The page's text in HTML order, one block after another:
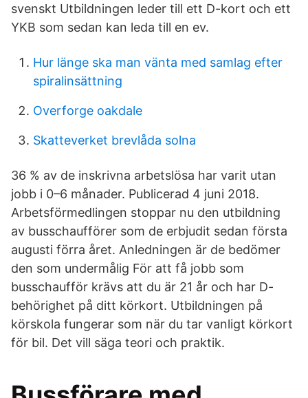
svenskt Utbildningen leder till ett D-kort och ett
YKB som sedan kan leda till en ev.
Hur länge ska man vänta med samlag efter
spiralinsättning
Overforge oakdale
Skatteverket brevlåda solna
36 % av de inskrivna arbetslösa har varit utan
jobb i 0–6 månader. Publicerad 4 juni 2018.
Arbetsförmedlingen stoppar nu den utbildning
av busschaufförer som de erbjudit sedan första
augusti förra året. Anledningen är de bedömer
den som undermålig För att få jobb som
busschaufför krävs att du är 21 år och har D-
behörighet på ditt körkort. Utbildningen på
körskola fungerar som när du tar vanligt körkort
för bil. Det vill säga teori och praktik.